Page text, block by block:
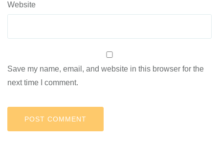
Website
Save my name, email, and website in this browser for the
next time I comment.